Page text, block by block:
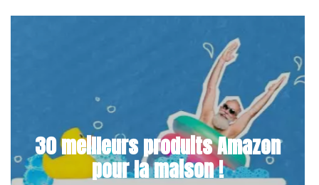
30 meilleurs produits Amazon
pour la maison !